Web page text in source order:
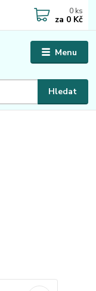
Menu
Hledat
0 ks
za 0 Kč